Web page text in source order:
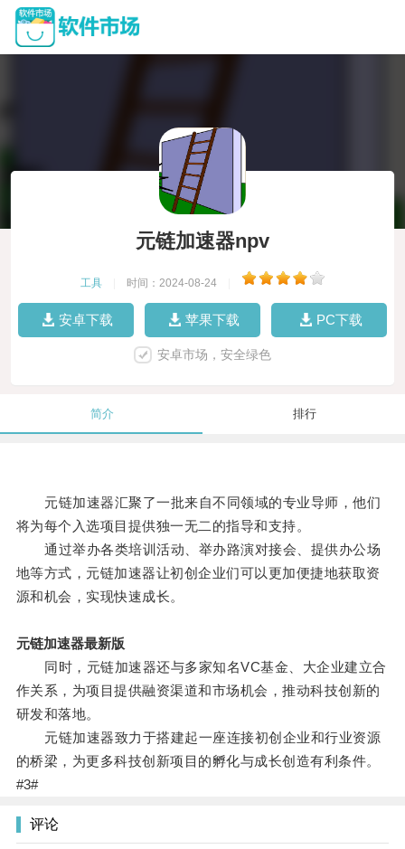
元链加速器npv
工具 时间：2024-08-24
安卓下载 苹果下载 PC下载
安卓市场，安全绿色
简介 排行
元链加速器汇聚了一批来自不同领域的专业导师，他们
将为每个入选项目提供独一无二的指导和支持。
通过举办各类培训活动、举办路演对接会、提供办公场
地等方式，元链加速器让初创企业们可以更加便捷地获取资
源和机会，实现快速成长。
元链加速器最新版
同时，元链加速器还与多家知名VC基金、大企业建立合
作关系，为项目提供融资渠道和市场机会，推动科技创新的
研发和落地。
元链加速器致力于搭建起一座连接初创企业和行业资源
的桥梁，为更多科技创新项目的孵化与成长创造有利条件。
#3#
评论